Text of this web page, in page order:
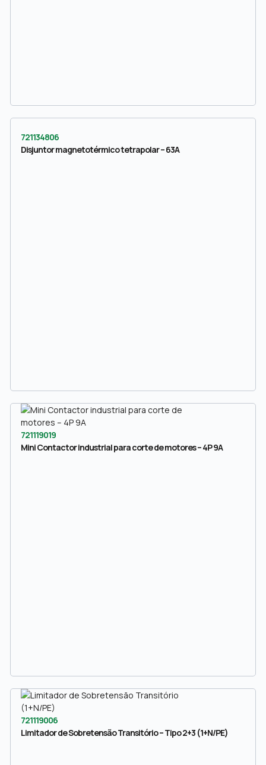
721134806
Disjuntor magnetotérmico tetrapolar – 63A
721119019
Mini Contactor industrial para corte de motores – 4P 9A
721119006
Limitador de Sobretensão Transitório – Tipo 2+3 (1+N/PE)